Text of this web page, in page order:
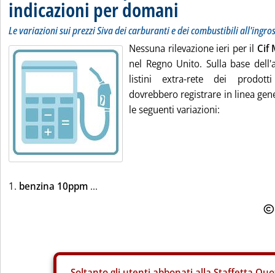
indicazioni per domani
Le variazioni sui prezzi Siva dei carburanti e dei combustibili
Nessuna rilevazione ieri per il Cif
nel Regno Unito. Sulla base
listini extra-rete dei
dovrebbero registrare in linea
le seguenti variazioni:
1. benzina 10ppm ...